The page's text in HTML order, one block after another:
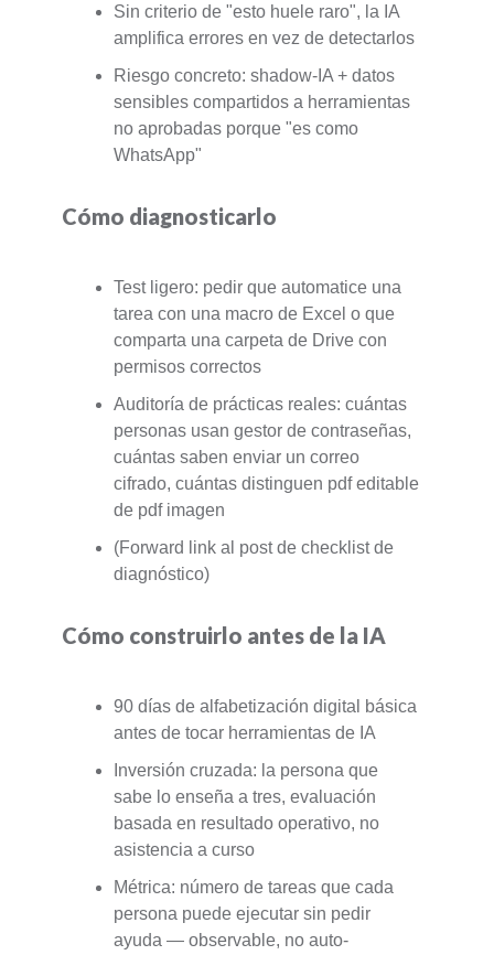
Sin criterio de "esto huele raro", la IA
amplifica errores en vez de detectarlos
Riesgo concreto: shadow-IA + datos
sensibles compartidos a herramientas
no aprobadas porque "es como
WhatsApp"
Cómo diagnosticarlo
Test ligero: pedir que automatice una
tarea con una macro de Excel o que
comparta una carpeta de Drive con
permisos correctos
Auditoría de prácticas reales: cuántas
personas usan gestor de contraseñas,
cuántas saben enviar un correo
cifrado, cuántas distinguen pdf editable
de pdf imagen
(Forward link al post de checklist de
diagnóstico)
Cómo construirlo antes de la IA
90 días de alfabetización digital básica
antes de tocar herramientas de IA
Inversión cruzada: la persona que
sabe lo enseña a tres, evaluación
basada en resultado operativo, no
asistencia a curso
Métrica: número de tareas que cada
persona puede ejecutar sin pedir
ayuda — observable, no auto-